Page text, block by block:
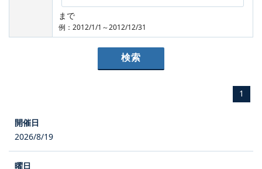
まで
例：2012/1/1～2012/12/31
1
2026/8/19